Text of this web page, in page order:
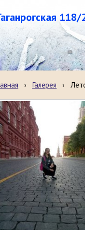
118/
› Галерея ›